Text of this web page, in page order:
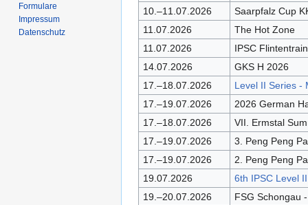
10.–11.07.2026
Saarpfalz Cup
11.07.2026
The Hot Zone
11.07.2026
IPSC
14.07.2026
GKS H 2026
17.–18.07.2026
Level II Series -
17.–19.07.2026
2026 German
17.–18.07.2026
VII. Ermstal
17.–19.07.2026
3. Peng Peng
17.–19.07.2026
2. Peng Peng
19.07.2026
6th IPSC Level
19.–20.07.2026
FSG Schongau
Formulare
Impressum
Datenschutz